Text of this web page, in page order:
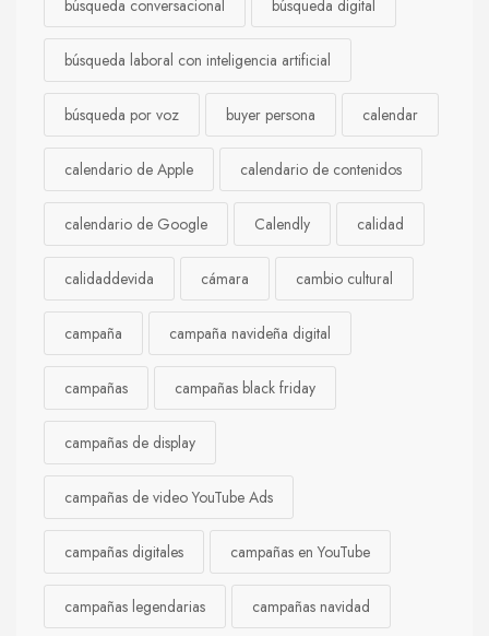
búsqueda conversacional búsqueda digital
búsqueda laboral con inteligencia artificial
búsqueda por voz buyer persona calendar
calendario de Apple calendario de contenidos
calendario de Google Calendly calidad
calidaddevida cámara cambio cultural
campaña campaña navideña digital
campañas campañas black friday
campañas de display
campañas de video YouTube Ads
campañas digitales campañas en YouTube
campañas legendarias campañas navidad